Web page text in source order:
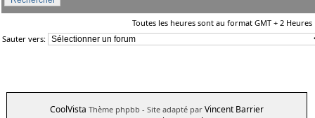
Toutes les heures sont au format GMT + 2 Heures
Sauter vers:
CoolVista Thème phpbb - Site adapté par Vincent Barrier